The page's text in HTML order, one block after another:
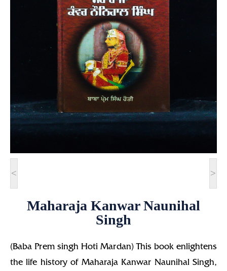
< >
Maharaja Kanwar Naunihal
Singh
(Baba Prem singh Hoti Mardan) This book enlightens
the life history of Maharaja Kanwar Naunihal Singh,